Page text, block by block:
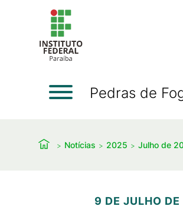
Pedras de
Notícias 2025 Julho de
9 DE JULHO